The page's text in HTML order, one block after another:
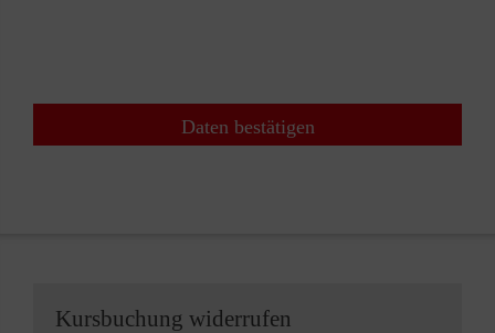
Daten bestätigen
Kursbuchung widerrufen